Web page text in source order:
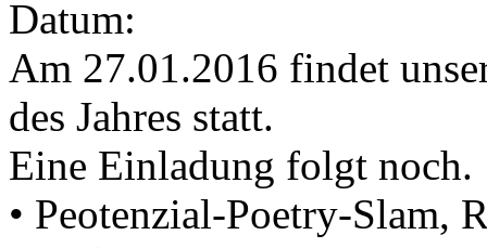
Datum:
Am 27.01.2016 findet
des Jahres statt.
Eine Einladung folgt noch.
• Peotenzial-Poetry-Slam,